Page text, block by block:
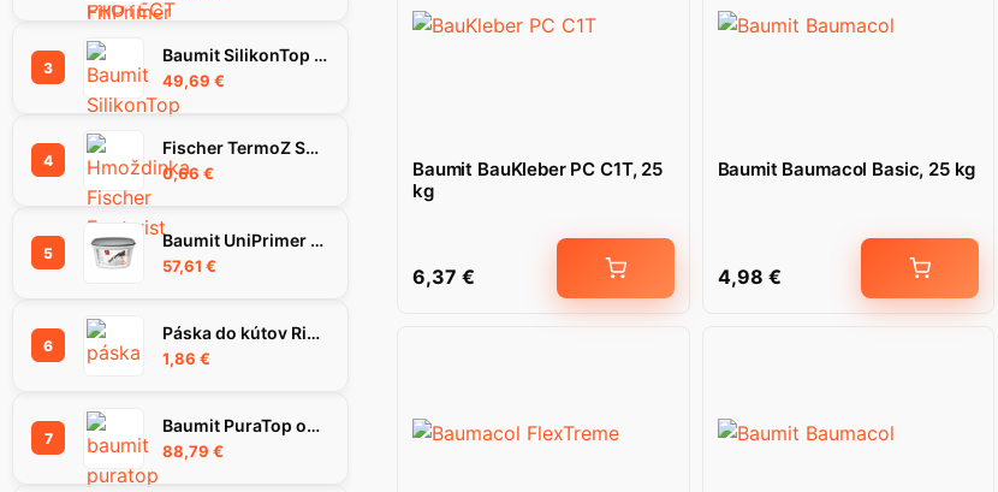
3
Baumit SilikonTop omietka 1.5K, 25 kg
49,69 €
4
Fischer TermoZ SV II Ecotwist 10-30 hmoždinka
0,66 €
5
Baumit UniPrimer penetračný náter, 25 kg
57,61 €
6
Páska do kútov Rigips Habito Flex 83 mm
1,86 €
7
Baumit PuraTop omietka 1.5K 25kg
88,79 €
Baumit BauKleber PC C1T, 25
kg
6,37 €
Baumit Baumacol Basic, 25 kg
4,98 €